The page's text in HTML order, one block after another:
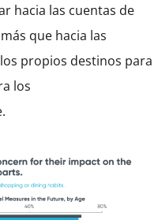
hacia las cuentas de
que hacia las
propios destinos para
los